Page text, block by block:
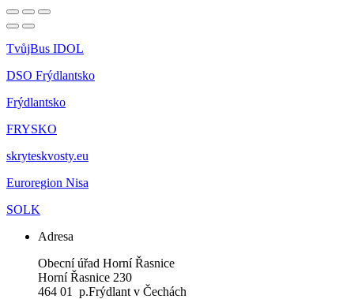
TvůjBus IDOL
DSO Frýdlantsko
Frýdlantsko
FRYSKO
skryteskvosty.eu
Euroregion Nisa
SOLK
Adresa
Obecní úřad Horní Řasnice
Horní Řasnice 230
464 01 p.Frýdlant v Čechách